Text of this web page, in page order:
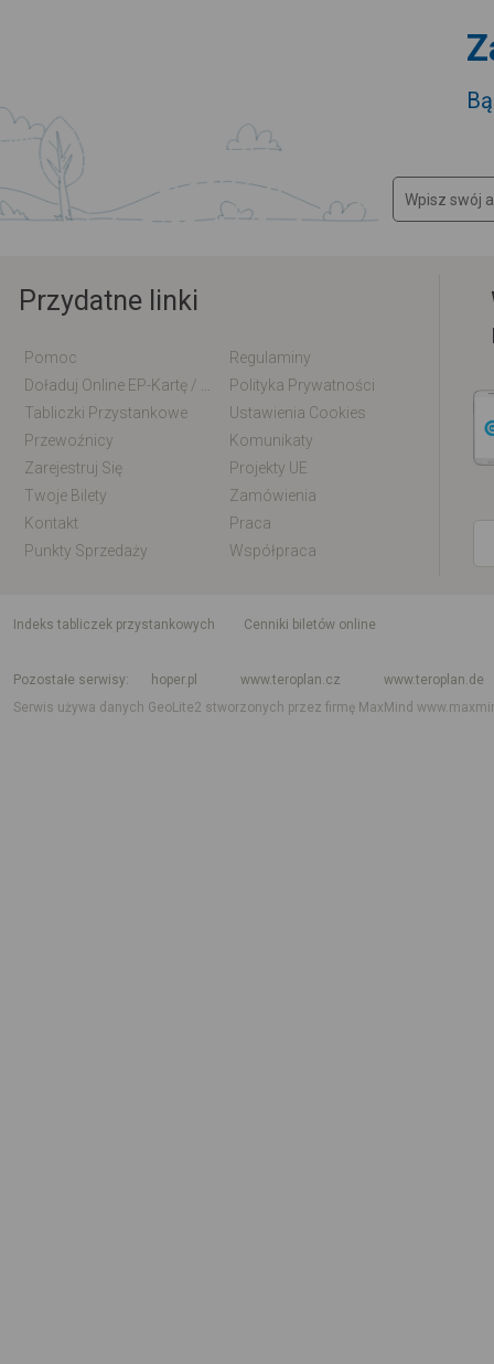
Przydatne linki
Pomoc
Regulaminy
Polityka Prywatności
Tabliczki Przystankowe
Ustawienia Cookies
Przewoźnicy
Komunikaty
Zarejestruj Się
Projekty UE
Twoje Bilety
Zamówienia
Kontakt
Praca
Punkty Sprzedaży
Współpraca
indeks tabliczek przystankowych
Cenniki biletów online
Pozostałe serwisy
hoper.pl www.teroplan.cz
www.teroplan.de
Serwis używa danych GeoLite2 stworzonych przez firmę MaxMind